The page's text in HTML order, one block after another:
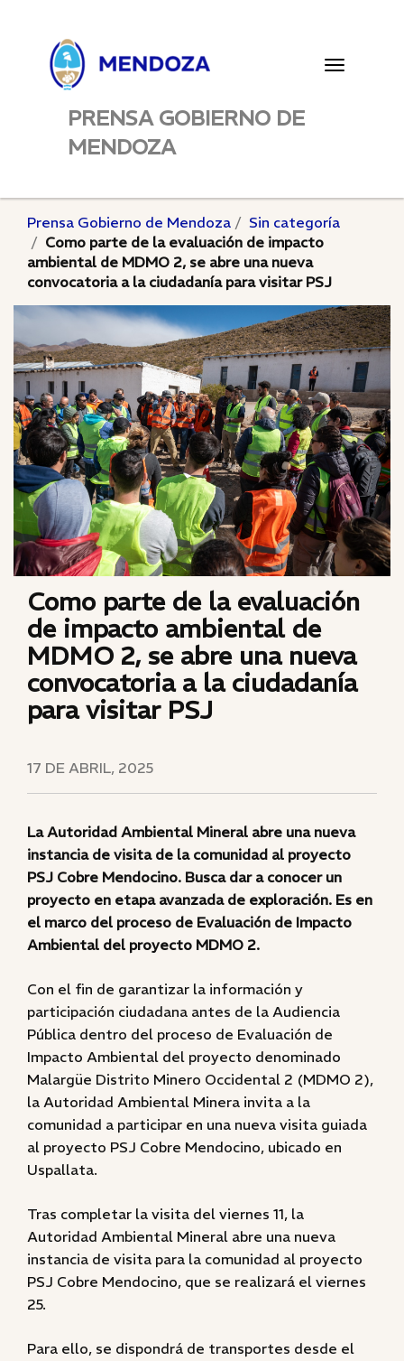
Toggle
PRENSA GOBIERNO DE
MENDOZA
Prensa Gobierno de Mendoza
Sin categoría
Como parte de la evaluación de impacto
ambiental de MDMO 2, se abre una nueva
convocatoria a la ciudadanía para visitar PSJ
Como parte de la evaluación
de impacto ambiental de
MDMO 2, se abre una nueva
convocatoria a la ciudadanía
para visitar PSJ
17 DE ABRIL, 2025
La Autoridad Ambiental Mineral abre una nueva
instancia de visita de la comunidad al proyecto
PSJ Cobre Mendocino. Busca dar a conocer un
proyecto en etapa avanzada de exploración. Es en
el marco del proceso de Evaluación de Impacto
Ambiental del proyecto MDMO 2.
Con el fin de garantizar la información y
participación ciudadana antes de la Audiencia
Pública dentro del proceso de Evaluación de
Impacto Ambiental del proyecto denominado
Malargüe Distrito Minero Occidental 2 (MDMO 2),
la Autoridad Ambiental Minera invita a la
comunidad a participar en una nueva visita guiada
al proyecto PSJ Cobre Mendocino, ubicado en
Uspallata.
Tras completar la visita del viernes 11, la
Autoridad Ambiental Mineral abre una nueva
instancia de visita para la comunidad al proyecto
PSJ Cobre Mendocino, que se realizará el viernes
25.
Para ello, se dispondrá de transportes desde el